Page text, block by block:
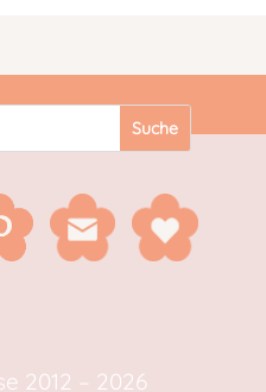
2012 – 2026